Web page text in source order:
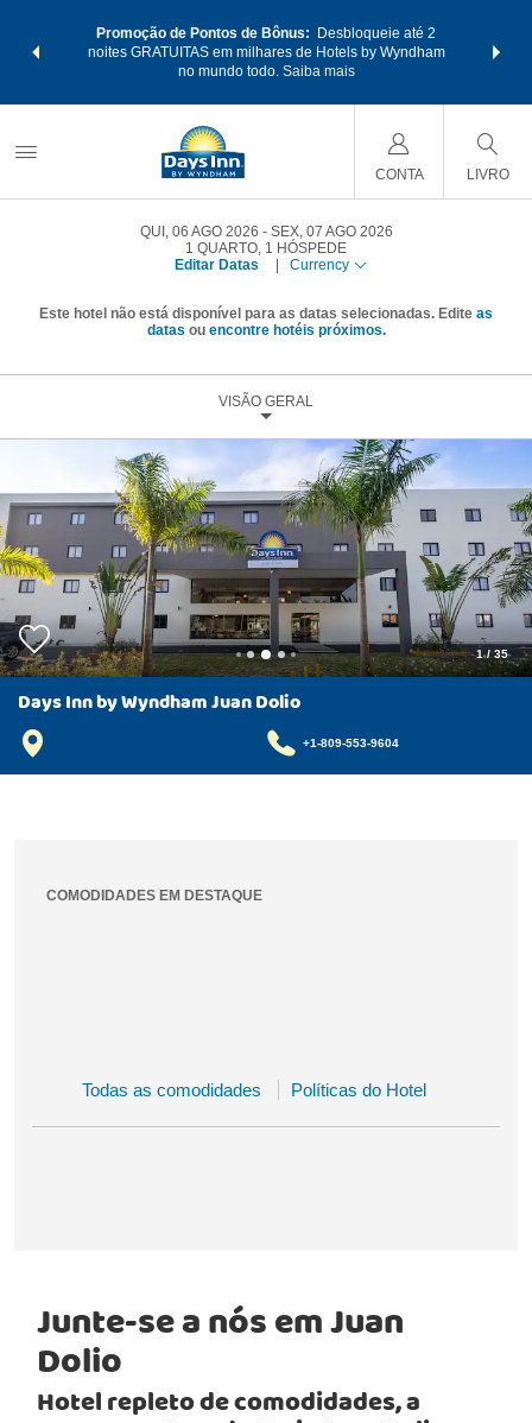
também
SAIBA
Promoção de Pontos de Bônus:
Desbloqueie até 2
noites GRATUITAS em milhares de Hotels by Wyndham
no mundo todo. Saiba mais
com os
pontos
CONTA LIVRO
QUI, 06 AGO 2026
SEX, 07 AGO 2026
1 QUARTO, 1 HÓSPEDE
Editar Datas
Currency
Este hotel não está disponível para as datas selecionadas. Edite as
datas ou encontre hotéis próximos.
VISÃO GERAL
1/35
Days Inn by Wyndham Juan Dolio
+1-809-553-9604
COMODIDADES EM DESTAQUE
Todas as comodidades Políticas do Hotel
Junte-se a nós em Juan
Dolio
Hotel repleto de comodidades, a